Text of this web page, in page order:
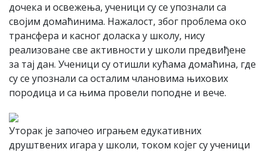
дочека и освежења, ученици су се упознали са
својим домаћинима. Нажалост, због проблема око
трансфера и касног доласка у школу, нису
реализоване све активности у школи предвиђене
за тај дан. Ученици су отишли кућама домаћина, где
су се упознали са осталим члановима њихових
породица и са њима провели поподне и вече.
Уторак је започео играњем едукативних
друштвених игара у школи, током којег су ученици